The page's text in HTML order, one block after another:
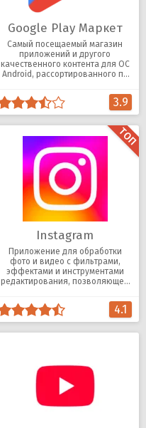
Google Play Маркет
Самый посещаемый магазин
приложений и другого
качественного контента для ОС
Android, рассортированного по
3.9
Instagram
Приложение для обработки
фото и видео с фильтрами,
эффектами и инструментами
редактирования, позволяющее
подписчиками.
4.1